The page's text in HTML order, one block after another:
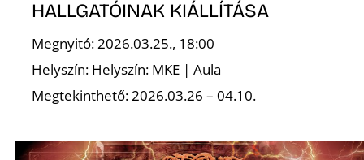
HALLGATÓINAK KIÁLLÍTÁSA
Megnyitó: 2026.03.25., 18:00
Helyszín: Helyszín: MKE | Aula
Megtekinthető: 2026.03.26 – 04.10.